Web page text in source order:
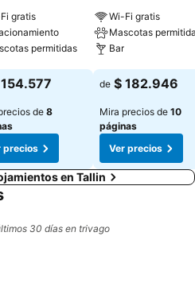
gratis
permitidas
de 8
precios
Wi-Fi gratis
Mascotas
Bar
Ver precios
de $ 182.946
Mira precios de 10
páginas
Ver precios
en Tallin
30 días en trivago